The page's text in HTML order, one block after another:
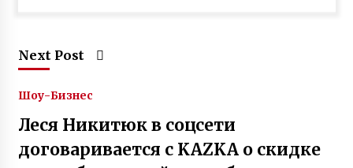
Next Post
Шоу-Бизнес
Леся Никитюк в соцсети
договаривается с KAZKA о скидке